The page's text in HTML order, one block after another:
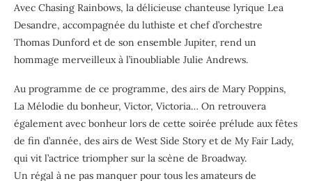
Avec Chasing Rainbows, la délicieuse chanteuse lyrique Lea
Desandre, accompagnée du luthiste et chef d’orchestre
Thomas Dunford et de son ensemble Jupiter, rend un
hommage merveilleux à l’inoubliable Julie Andrews.
Au programme de ce programme, des airs de Mary Poppins,
La Mélodie du bonheur, Victor, Victoria… On retrouvera
également avec bonheur lors de cette soirée prélude aux fêtes
de fin d’année, des airs de West Side Story et de My Fair Lady,
qui vit l’actrice triompher sur la scène de Broadway.
Un régal à ne pas manquer pour tous les amateurs de